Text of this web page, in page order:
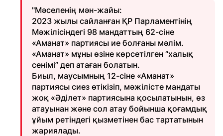
"Мәселенің мән-жайы:
2023 жылы сайланған ҚР Парламентінің
Мәжілісіндегі 98 мандаттың 62-сіне
«Аманат» партиясы ие болғаны мәлім.
«Аманат» мұны өзіне көрсетілген “халық
сенімі” деп атаған болатын.
Биыл, маусымның 12-сіне «Аманат»
партиясы сиез өтікізіп, мәжілісте мандаты
жоқ «Әділет» партиясына қосылатынын, өз
атауынан және сол атау бойынша қоғамдық
ұйым ретіндегі қызметінен бас тартатынын
жариялады.